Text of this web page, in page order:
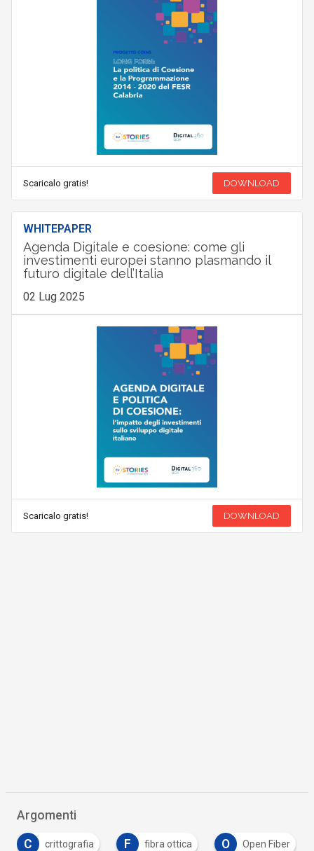
Scaricalo gratis! DOWNLOAD
WHITEPAPER
Agenda Digitale e coesione: come gli
investimenti europei stanno plasmando il
futuro digitale dell’Italia
02 Lug 2025
Scaricalo gratis! DOWNLOAD
Argomenti
F fibra ottica O Open Fiber W wi-fi pubblico